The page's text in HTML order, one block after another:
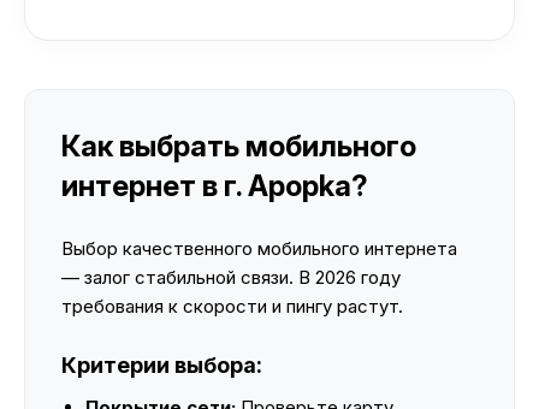
Как выбрать мобильного
интернет в г. Apopka?
Выбор качественного мобильного интернета
— залог стабильной связи. В 2026 году
требования к скорости и пингу растут.
Критерии выбора: